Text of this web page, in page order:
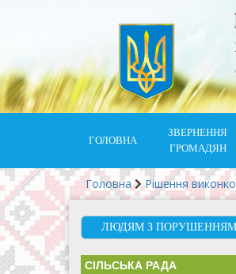
ГОЛОВНА
ЗВЕРНЕННЯ
ГРОМАДЯН
Головна Рішення
ЛЮДЯМ З ПОРУШЕННЯМ
СІЛЬСЬКА РАДА